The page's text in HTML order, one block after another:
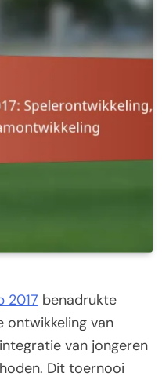
2017 benadrukte
ontwikkeling van
van jongeren
Dit toernooi